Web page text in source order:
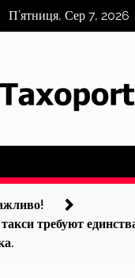
П’ятниця, Сер 7, 2026
требуют